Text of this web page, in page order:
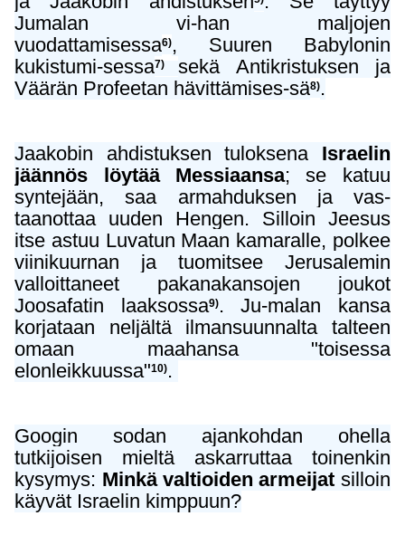
Jumalan vi-han maljojen
vuodattamisessa6), Suuren Babylonin
kukistumi-sessa7) sekä Antikristuksen ja
Väärän Profeetan hävittämises-sä8).
Jaakobin ahdistuksen tuloksena
Israelin
jäännös löytää Messiaansa; se katuu
syntejään, saa armahduksen ja vas-
taanottaa uuden Hengen. Silloin Jeesus
itse astuu Luvatun Maan kamaralle, polkee
viinikuurnan ja tuomitsee Jerusalemin
valloittaneet pakanakansojen joukot
Joosafatin laaksossa9).Ju-malan kansa
korjataan neljältä ilmansuunnalta talteen
omaan maahansa "toisessa
elonleikkuussa"10).
Googin sodan ajankohdan ohella
tutkijoisen mieltä askarruttaa toinenkin
kysymys: Minkä valtioiden armeijat silloin
käyvät Israelin kimppuun?